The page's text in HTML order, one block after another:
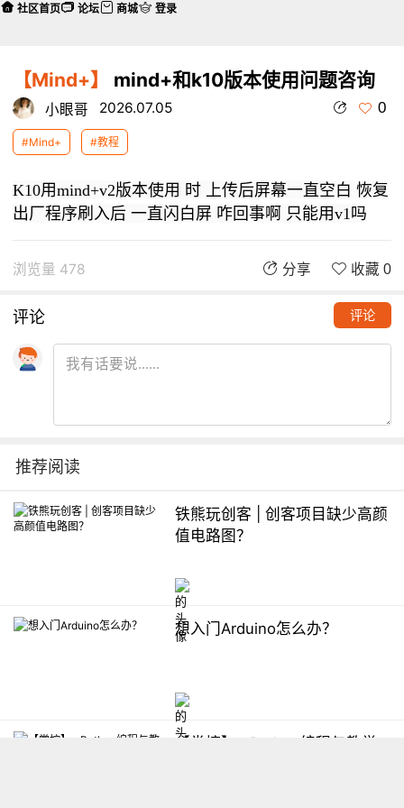
【Mind+】 mind+和k10版本使用问题咨询
小眼哥 2026.07.05 0
#Mind+ #教程
K10用mind+v2版本使用 时 上传后屏幕一直空白 恢复
出厂程序刷入后 一直闪白屏 咋回事啊 只能用v1吗
浏览量 478 分享 收藏 0
评论 评论
推荐阅读
铁熊玩创客 | 创客项目缺少高颜
值电路图？
想入门Arduino怎么办？
【掌控】mPython编程与教学
社区首页 论坛 商城 登录